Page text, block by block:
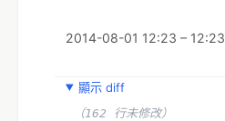
2014-08-01 12:23 – 12:23
顯示 diff
（162 行未修改）